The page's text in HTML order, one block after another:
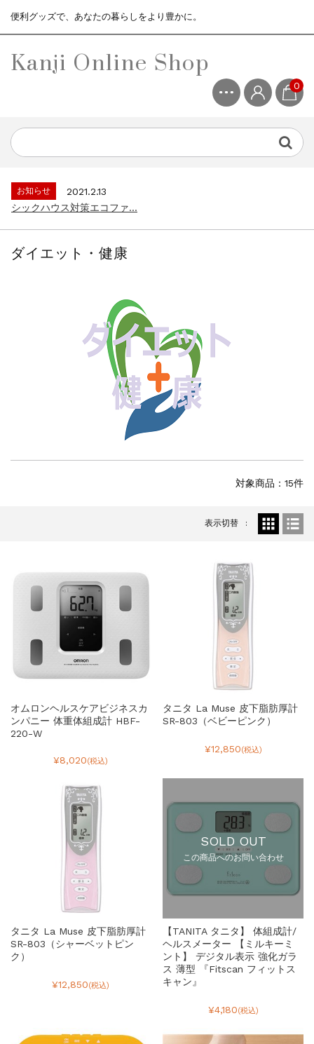
便利グッズで、あなたの暮らしをより豊かに。
Kanji Online Shop 0
2021.4.13
3ヶ月保証サービスについて...
お知らせ
2021.2.13
お知らせ
2021.4.13
3ヶ月保証サービスについて...
ダイエット・健康
対象商品：15件
表示切替
オムロンヘルスケアビジネスカ
ンパニー 体重体組成計 HBF-
220-W
¥8,020(税込)
タニタ La Muse 皮下脂肪厚計
SR-803（ベビーピンク）
¥12,850(税込)
タニタ La Muse 皮下脂肪厚計
SR-803（シャーベットピン
ク）
¥12,850(税込)
SOLD OUT
この商品へのお問い合わせ
【TANITA タニタ】 体組成計/
ヘルスメーター 【ミルキーミ
ント】 デジタル表示 強化ガラ
ス 薄型 『Fitscan フィットス
キャン』
¥4,180(税込)